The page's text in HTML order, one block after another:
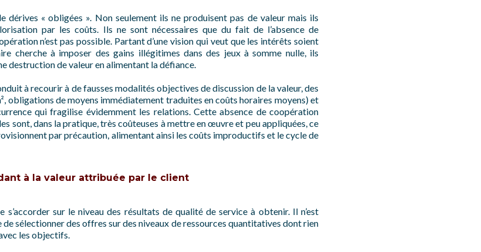
dérives « obligées ». Non seulement ils ne produisent pas de valeur mais ils
par les coûts. Ils ne sont nécessaires que du fait de l’absence de
n’est pas possible. Partant d’une vision qui veut que les intérêts soient
cherche à imposer des gains illégitimes dans des jeux à somme nulle, ils
destruction de valeur en alimentant la défiance.
à recourir à de fausses modalités objectives de discussion de la valeur, des
obligations de moyens immédiatement traduites en coûts horaires moyens) et
qui fragilise évidemment les relations. Cette absence de coopération
sont, dans la pratique, très coûteuses à mettre en œuvre et peu appliquées, ce
par précaution, alimentant ainsi les coûts improductifs et le cycle de
à la valeur attribuée par le client
sur le niveau des résultats de qualité de service à obtenir. Il n’est
de sélectionner des offres sur des niveaux de ressources quantitatives dont rien
les objectifs.